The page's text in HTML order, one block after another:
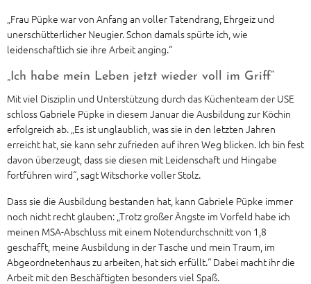
„Frau Püpke war von Anfang an voller Tatendrang, Ehrgeiz und
unerschütterlicher Neugier. Schon damals spürte ich, wie
leidenschaftlich sie ihre Arbeit anging.“
„Ich habe mein Leben jetzt wieder voll im Griff“
Mit viel Disziplin und Unterstützung durch das Küchenteam der USE
schloss Gabriele Püpke in diesem Januar die Ausbildung zur Köchin
erfolgreich ab. „Es ist unglaublich, was sie in den letzten Jahren
erreicht hat, sie kann sehr zufrieden auf ihren Weg blicken. Ich bin fest
davon überzeugt, dass sie diesen mit Leidenschaft und Hingabe
fortführen wird“, sagt Witschorke voller Stolz.
Dass sie die Ausbildung bestanden hat, kann Gabriele Püpke immer
noch nicht recht glauben: „Trotz großer Ängste im Vorfeld habe ich
meinen MSA-Abschluss mit einem Notendurchschnitt von 1,8
geschafft, meine Ausbildung in der Tasche und mein Traum, im
Abgeordnetenhaus zu arbeiten, hat sich erfüllt.“ Dabei macht ihr die
Arbeit mit den Beschäftigten besonders viel Spaß.